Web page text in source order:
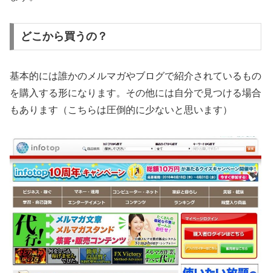
どこから買うの？
基本的には誰かのメルマガやブログで紹介されているもの
を購入する形になります。その他には自分で見つける場合
もあります（こちらは圧倒的に少ないと思います）